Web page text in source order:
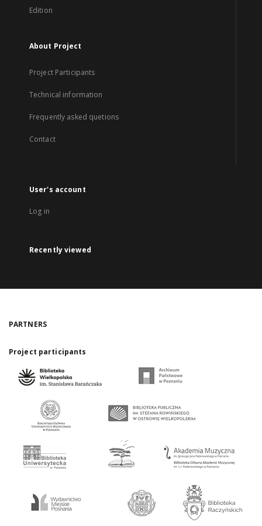
Edition
About Project
Project Participants
Technical information
Frequently asked quetions
Contact
User's account
Log in
Recently viewed
PARTNERS
Project participants